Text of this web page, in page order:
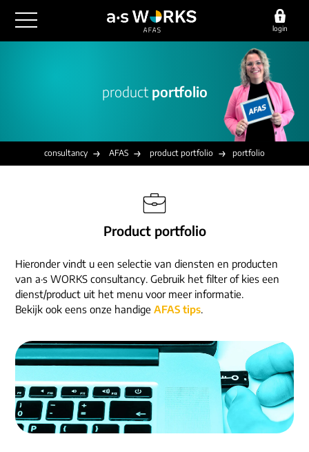
login
financiële administratie
juridische zaken
detachering
finance
implementatie
functioneel beheer
overige diensten
werving & selectie
outsourcing
detachering
consultancy
werken bij
onze experts
ons dna
contact
vestigingen
social media
product portfolio
consultancy AFAS product portfolio portfolio
Product portfolio
Hieronder vindt u een selectie van diensten en producten
van a·s WORKS consultancy. Gebruik het filter of kies een
dienst/product uit het menu voor meer informatie.
Bekijk ook eens onze handige AFAS tips.